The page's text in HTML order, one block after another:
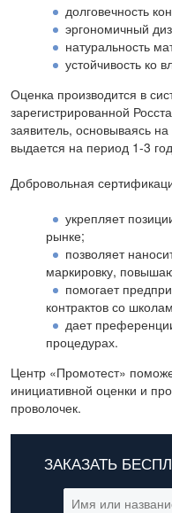
долговечность
эргономичный
натуральность
устойчивость ко
Оценка производится в
зарегистрированной
заявитель, основываясь
выдается на период 1-3
Добровольная
укрепляет
рынке;
позволяет
маркировку,
помогает
контрактов со
дает
процедурах.
Центр «Промотест»
инициативной оценки и
проволочек.
ЗАКАЗАТЬ